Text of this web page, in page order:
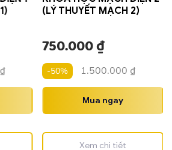
₫
(LÝ THUYẾT MẠCH 2)
750.000₫
-50% 1.500.000 ₫
Mua ngay
Xem chi tiết